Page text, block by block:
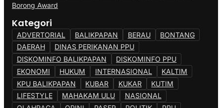
Borong Award
Kategori
ADVERTORIAL BALIKPAPAN BERAU
BONTANG
DAERAH
DINAS PERIKANAN PPU
DISKOMINFO BALIKPAPAN
DISKOMINFO PPU
EKONOMI
HUKUM INTERNASIONAL
KALTIM
KPU BALIKPAPAN
KUBAR KUKAR
KUTIM
LIFESTYLE
MAHAKAM ULU
NASIONAL